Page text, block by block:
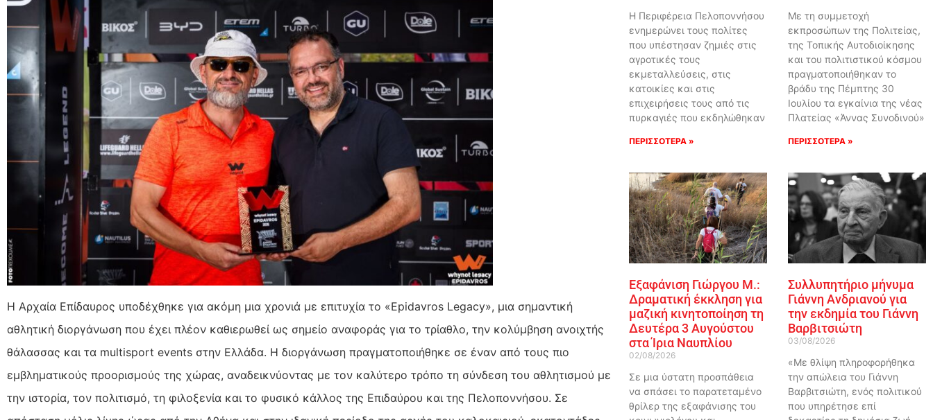
Η Αρχαία Επίδαυρος υποδέχθηκε για ακόμη μια χρονιά με επιτυχία το «Epidavros Legacy», μια σημαντική
αθλητική διοργάνωση που έχει πλέον καθιερωθεί ως σημείο αναφοράς για το τρίαθλο, την κολύμβηση ανοιχτής
θάλασσας και τα multisport events στην Ελλάδα. Η διοργάνωση πραγματοποιήθηκε σε έναν από τους πιο
εμβληματικούς προορισμούς της χώρας, αναδεικνύοντας με τον καλύτερο τρόπο τη σύνδεση του αθλητισμού με
την ιστορία, τον πολιτισμό, τη φιλοξενία και το φυσικό κάλλος της Επιδαύρου και της Πελοποννήσου. Σε
Η Περιφέρεια Πελοποννήσου
ενημερώνει τους πολίτες
που υπέστησαν ζημιές στις
αγροτικές τους
εκμεταλλεύσεις, στις
κατοικίες και στις
επιχειρήσεις τους από τις
πυρκαγιές που εκδηλώθηκαν
ΠΕΡΙΣΣΟΤΕΡΑ »
Με τη συμμετοχή
εκπροσώπων της Πολιτείας,
της Τοπικής Αυτοδιοίκησης
και του πολιτιστικού κόσμου
πραγματοποιήθηκαν το
βράδυ της Πέμπτης 30
Ιουλίου τα εγκαίνια της νέας
Πλατείας «Άννας Συνοδινού»
ΠΕΡΙΣΣΟΤΕΡΑ »
Εξαφάνιση Γιώργου Μ.:
Δραματική έκκληση για
μαζική κινητοποίηση τη
Δευτέρα 3 Αυγούστου
στα Ίρια Ναυπλίου
02/08/2026
Σε μια ύστατη προσπάθεια
να σπάσει το παρατεταμένο
θρίλερ της εξαφάνισης του
Συλλυπητήριο μήνυμα
Γιάννη Ανδριανού για
την εκδημία του Γιάννη
Βαρβιτσιώτη
03/08/2026
«Με θλίψη πληροφορήθηκα
την απώλεια του Γιάννη
Βαρβιτσιώτη, ενός πολιτικού
που υπηρέτησε επί